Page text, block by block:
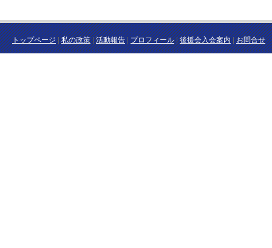
トップページ|私の政策|活動報告|プロフィール|後援会入会案内|お問合せ